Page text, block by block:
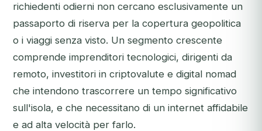
richiedenti odierni non cercano esclusivamente un
passaporto di riserva per la copertura geopolitica
o i viaggi senza visto. Un segmento crescente
comprende imprenditori tecnologici, dirigenti da
remoto, investitori in criptovalute e digital nomad
che intendono trascorrere un tempo significativo
sull'isola, e che necessitano di un internet affidabile
e ad alta velocità per farlo.